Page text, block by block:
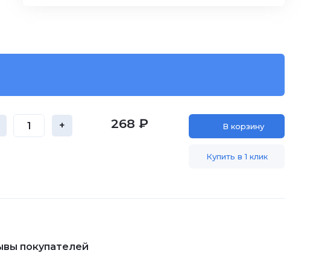
+ 268 ₽ В корзину
Купить в 1 клик
покупателей